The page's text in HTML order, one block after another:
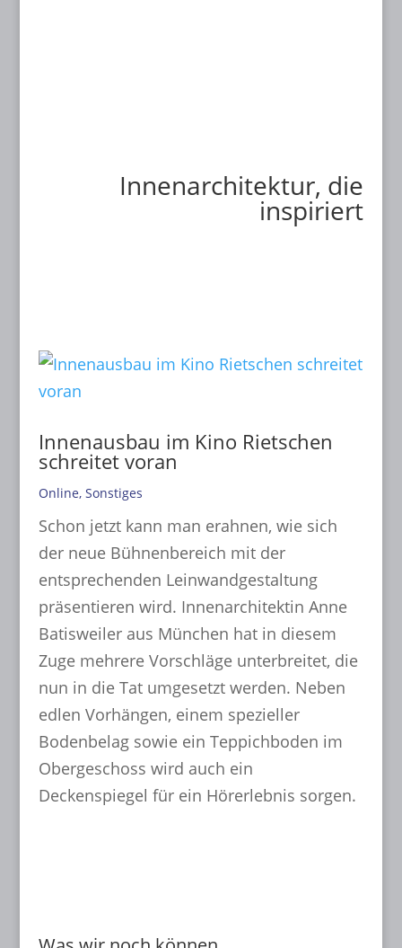
Innenarchitektur, die
inspiriert
Innenausbau im Kino Rietschen
schreitet voran
Online, Sonstiges
Schon jetzt kann man erahnen, wie sich
der neue Bühnenbereich mit der
entsprechenden Leinwandgestaltung
präsentieren wird. Innenarchitektin Anne
Batisweiler aus München hat in diesem
Zuge mehrere Vorschläge unterbreitet, die
nun in die Tat umgesetzt werden. Neben
edlen Vorhängen, einem spezieller
Bodenbelag sowie ein Teppichboden im
Obergeschoss wird auch ein
Deckenspiegel für ein Hörerlebnis sorgen.